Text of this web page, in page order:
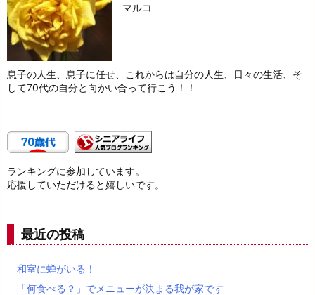
マルコ
息子の人生、息子に任せ、これからは自分の人生、日々の生活、そ
して70代の自分と向かい合って行こう！！
ランキングに参加しています。
応援していただけると嬉しいです。
最近の投稿
和室に蝉がいる！
「何食べる？」でメニューが決まる我が家です